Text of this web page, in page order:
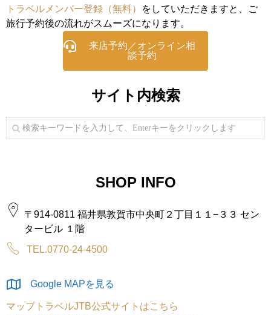
トラベルメンバー登録（無料）
をしていただきますと、ご
旅行予約後の流れがスムーズになります。
来店予約／オンライン相
談予約
サイト内検索
SHOP INFO
〒914-0811 福井県敦賀市中央町２丁目１１−３３ セン
タービル １階
TEL.0770-24-4500
Google MAPを見る
マップトラベルJTB公式サイトはこちら